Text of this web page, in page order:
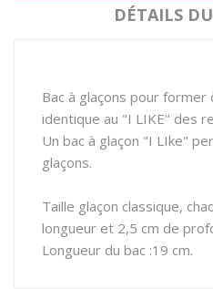
DÉTAILS
Bac à glaçons pour former
identique au "I LIKE" des
Un bac à glaçon "I LIke"
glaçons.
Taille glaçon classique,
longueur et 2,5 cm de
Longueur du bac :19 cm.